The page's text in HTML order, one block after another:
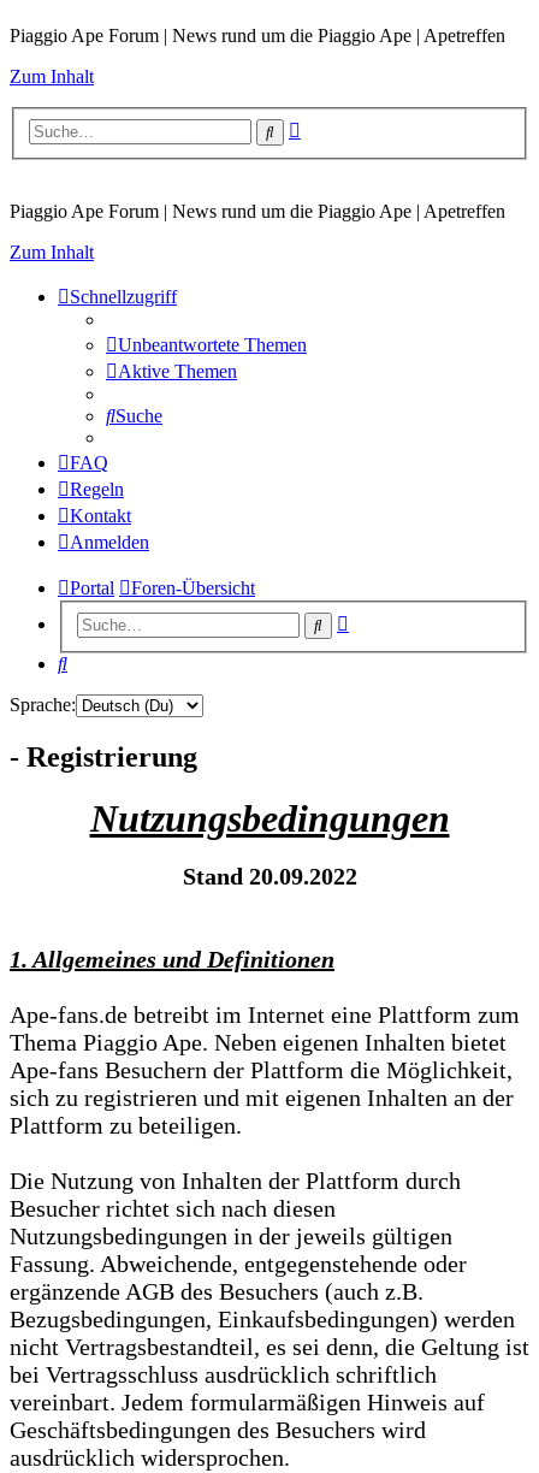
Piaggio Ape Forum | News rund um die Piaggio Ape | Apetreffen
Zum Inhalt
Suche
Piaggio Ape Forum | News rund um die Piaggio Ape | Apetreffen
Zum Inhalt
Schnellzugriff
Unbeantwortete Themen
Aktive Themen
Suche
FAQ
Regeln
Kontakt
Anmelden
Portal Foren-Übersicht
Suche
Suche
Sprache:
- Registrierung
Nutzungsbedingungen
Stand 20.09.2022
1. Allgemeines und Definitionen
Ape-fans.de betreibt im Internet eine Plattform zum
Thema Piaggio Ape. Neben eigenen Inhalten bietet
Ape-fans Besuchern der Plattform die Möglichkeit,
sich zu registrieren und mit eigenen Inhalten an der
Plattform zu beteiligen.
Die Nutzung von Inhalten der Plattform durch
Besucher richtet sich nach diesen
Nutzungsbedingungen in der jeweils gültigen
Fassung. Abweichende, entgegenstehende oder
ergänzende AGB des Besuchers (auch z.B.
Bezugsbedingungen, Einkaufsbedingungen) werden
nicht Vertragsbestandteil, es sei denn, die Geltung ist
bei Vertragsschluss ausdrücklich schriftlich
vereinbart. Jedem formularmäßigen Hinweis auf
Geschäftsbedingungen des Besuchers wird
ausdrücklich widersprochen.